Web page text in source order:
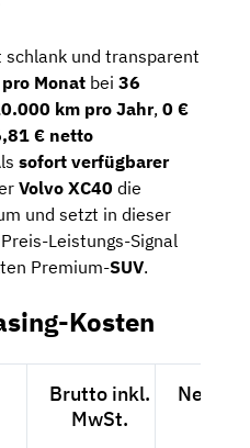
schlank und transparent
Monat bei 36
km pro Jahr, 0 €
€ netto
sofort verfügbarer
Volvo XC40 die
und setzt in dieser
Leistungs-Signal
Premium-SUV.
Kosten
Brutto inkl.
MwSt.
Netto